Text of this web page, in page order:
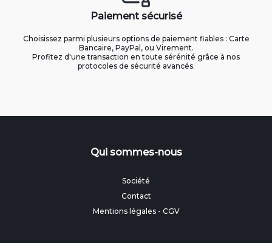
Paiement sécurisé
Choisissez parmi plusieurs options de paiement fiables : Carte
Bancaire, PayPal, ou Virement.
Profitez d'une transaction en toute sérénité grâce à nos
protocoles de sécurité avancés.
Qui sommes-nous
Société
Contact
Mentions légales- CGV